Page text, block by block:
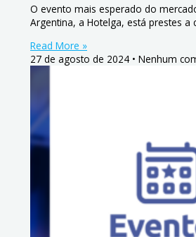
O evento mais esperado do
Argentina, a Hotelga, está prestes a
Read More »
27 de agosto de 2024
Nenhum